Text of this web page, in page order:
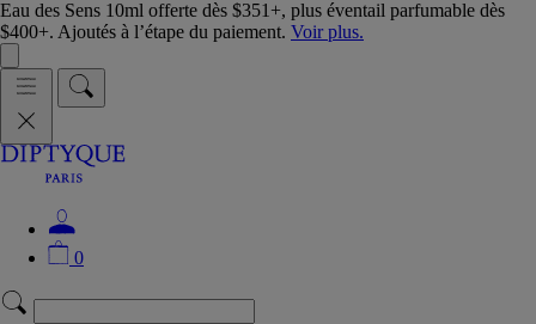
Eau des Sens 10ml offerte dès $351+, plus éventail parfumable dès
$400+. Ajoutés à l’étape du paiement. Voir plus.
0